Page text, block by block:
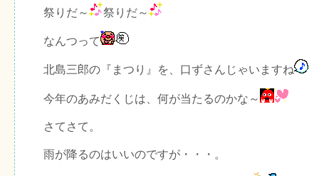
祭りだ～ 祭りだ～
なんつって
北島三郎の『まつり』を、口ずさんじゃいますね
今年のあみだくじは、何が当たるのかな～
さてさて。
雨が降るのはいいのですが・・・。